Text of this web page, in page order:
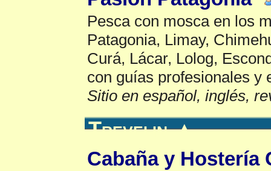
Pesca con mosca en los
Patagonia, Limay,
Curá, Lácar, Lolog,
con guías profesionales y
Sitio en español, inglés,
Trevelin▲
Cabaña y Hostería